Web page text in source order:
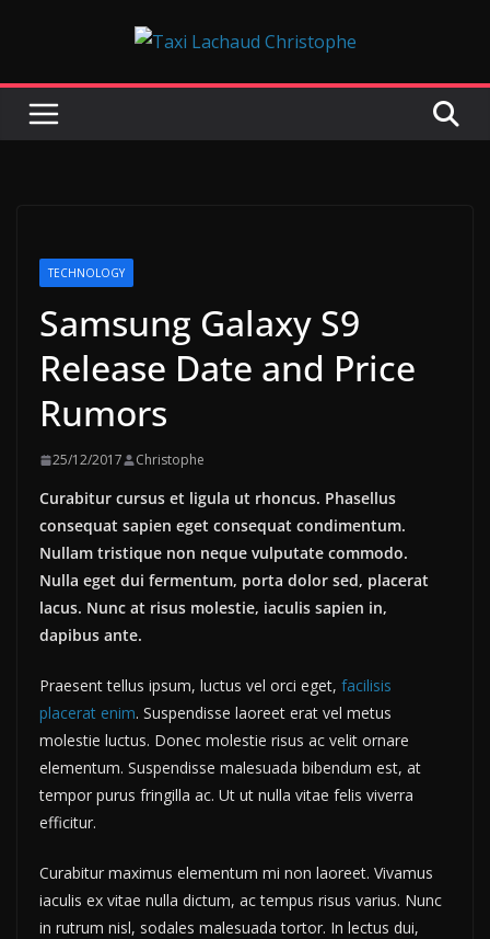
TECHNOLOGY
Samsung Galaxy S9
Release Date and Price
Rumors
25/12/2017 Christophe
Curabitur cursus et ligula ut rhoncus. Phasellus
consequat sapien eget consequat condimentum.
Nullam tristique non neque vulputate commodo.
Nulla eget dui fermentum, porta dolor sed, placerat
lacus. Nunc at risus molestie, iaculis sapien in,
dapibus ante.
Praesent tellus ipsum, luctus vel orci eget, facilisis
placerat enim. Suspendisse laoreet erat vel metus
molestie luctus. Donec molestie risus ac velit ornare
elementum. Suspendisse malesuada bibendum est, at
tempor purus fringilla ac. Ut ut nulla vitae felis viverra
efficitur.
Curabitur maximus elementum mi non laoreet. Vivamus
iaculis ex vitae nulla dictum, ac tempus risus varius. Nunc
in rutrum nisl, sodales malesuada tortor. In lectus dui,